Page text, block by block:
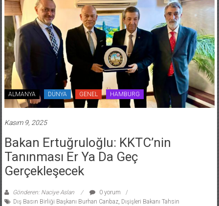
ALMANYA DÜNYA GENEL HAMBURG
Kasım 9, 2025
Bakan Ertuğruloğlu: KKTC’nin
Tanınması Er Ya Da Geç
Gerçekleşecek
Gönderen: Naciye Aslan
0 yorum
Dış Basın Birliği Başkanı Burhan Canbaz, Dışişleri Bakanı Tahsin